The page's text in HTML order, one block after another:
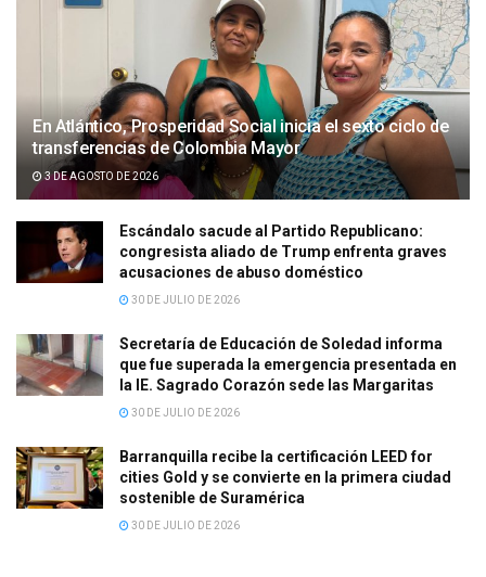
En Atlántico, Prosperidad Social inicia el sexto ciclo de
transferencias de Colombia Mayor
3 DE AGOSTO DE 2026
Escándalo sacude al Partido Republicano:
congresista aliado de Trump enfrenta graves
acusaciones de abuso doméstico
30 DE JULIO DE 2026
Secretaría de Educación de Soledad informa
que fue superada la emergencia presentada en
la IE. Sagrado Corazón sede las Margaritas
30 DE JULIO DE 2026
Barranquilla recibe la certificación LEED for
cities Gold y se convierte en la primera ciudad
sostenible de Suramérica
30 DE JULIO DE 2026